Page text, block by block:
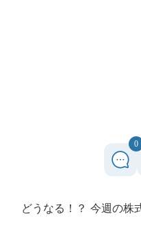
0
どうなる！？ 今週の株